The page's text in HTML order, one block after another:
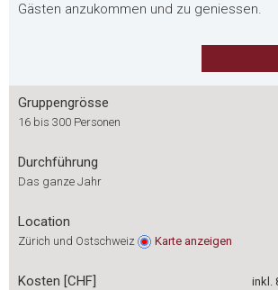
Gästen anzukommen und zu geniessen.
Gruppengrösse
16 bis 300 Personen
Durchführung
Das ganze Jahr
Location
Zürich und Ostschweiz Karte anzeigen
Kosten [CHF]
inkl.